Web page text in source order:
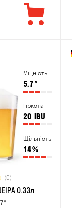
Міцність
5.7°
Гіркота
20 IBU
Щільність
14%
(0)
0.33л